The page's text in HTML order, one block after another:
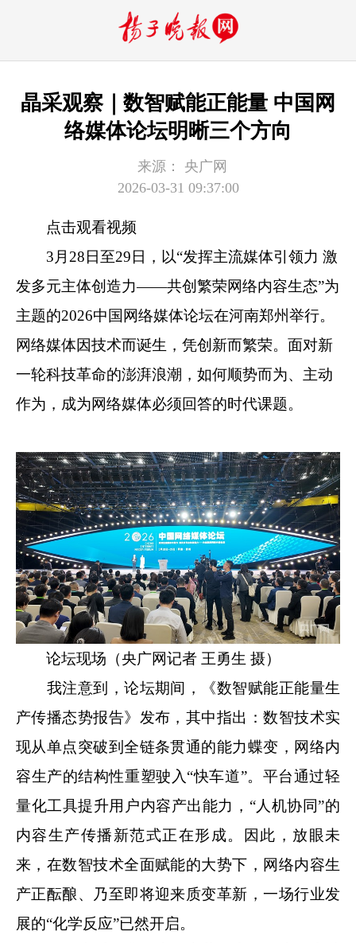
晶采观察｜数智赋能正能量 中国网
络媒体论坛明晰三个方向
来源：
央广网
2026-03-31 09:37:00
点击观看视频
3月28日至29日，以“发挥主流媒体引领力 激
发多元主体创造力——共创繁荣网络内容生态”为
主题的2026中国网络媒体论坛在河南郑州举行。
网络媒体因技术而诞生，凭创新而繁荣。面对新
一轮科技革命的澎湃浪潮，如何顺势而为、主动
作为，成为网络媒体必须回答的时代课题。
论坛现场（央广网记者 王勇生 摄）
我注意到，论坛期间，《数智赋能正能量生
产传播态势报告》发布，其中指出：数智技术实
现从单点突破到全链条贯通的能力蝶变，网络内
容生产的结构性重塑驶入“快车道”。平台通过轻
量化工具提升用户内容产出能力，“人机协同”的
内容生产传播新范式正在形成。因此，放眼未
来，在数智技术全面赋能的大势下，网络内容生
产正酝酿、乃至即将迎来质变革新，一场行业发
展的“化学反应”已然开启。